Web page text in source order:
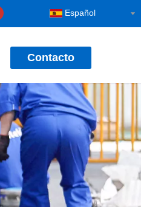
Español
Contacto